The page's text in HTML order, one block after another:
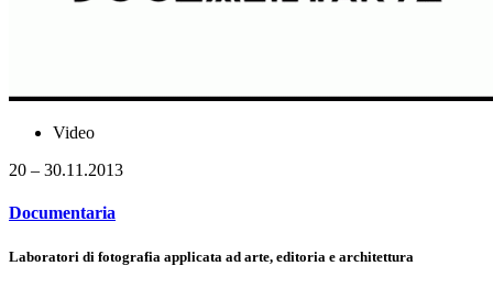
Video
20 – 30.11.2013
Documentaria
Laboratori di fotografia applicata ad arte, editoria e architettura